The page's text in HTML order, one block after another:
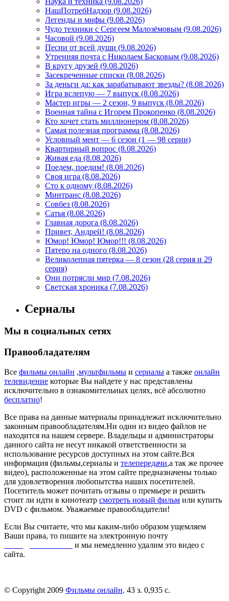
НашПотребНадзор (9.08.2026)
Легенды и мифы (9.08.2026)
Чудо техники с Сергеем Малозёмовым (9.08.2026)
Часовой (9.08.2026)
Песни от всей души (9.08.2026)
Утренняя почта с Николаем Басковым (9.08.2026)
В кругу друзей (9.08.2026)
Засекреченные списки (8.08.2026)
За деньги да: как зарабатывают звезды? (8.08.2026)
Игра вслепую — 7 выпуск (8.08.2026)
Мастер игры — 2 сезон, 9 выпуск (8.08.2026)
Военная тайна с Игорем Прокопенко (8.08.2026)
Кто хочет стать миллионером (8.08.2026)
Самая полезная программа (8.08.2026)
Условный мент — 6 сезон (1 — 98 серии)
Квартирный вопрос (8.08.2026)
Живая еда (8.08.2026)
Поедем, поедим! (8.08.2026)
Своя игра (8.08.2026)
Сто к одному (8.08.2026)
Минтранс (8.08.2026)
Совбез (8.08.2026)
Сатья (8.08.2026)
Главная дорога (8.08.2026)
Привет, Андрей! (8.08.2026)
Юмор! Юмор! Юмор!!! (8.08.2026)
Пятеро на одного (8.08.2026)
Великолепная пятерка — 8 сезон (28 серия и 29
серия)
Они потрясли мир (7.08.2026)
Светская хроника (7.08.2026)
Сериалы
Мы в социальных сетях
Правообладателям
Все фильмы онлайн ,мультфильмы и сериалы а также онлайн
телевидение которые Вы найдете у нас представлены
исключительно в ознакомительных целях, всё абсолютно
бесплатно!
Все права на данные материалы принадлежат исключительно
законным правообладателям.Ни один из видео файлов не
находится на нашем сервере. Владельцы и администраторы
данного сайта не несут никакой ответственности за
использование ресурсов доступных на этом сайте.Вся
информация (фильмы,сериалы и телепередачи,а так же прочее
видео), расположенные на этом сайте предназначены только
для удовлетворения любопытства наших посетителей.
Посетитель может почитать отзывы о премьере и решить
стоит ли идти в кинотеатр смотреть новый фильм или купить
DVD с фильмом. Уважаемые правообладатели!
Если Вы считаете, что мы каким-либо образом ущемляем
Ваши права, то пишите на электронную почту
и мы немедленно удалим это видео с
сайта.
© Copyright 2009 Фильмы онлайн. 43 з. 0,935 с.